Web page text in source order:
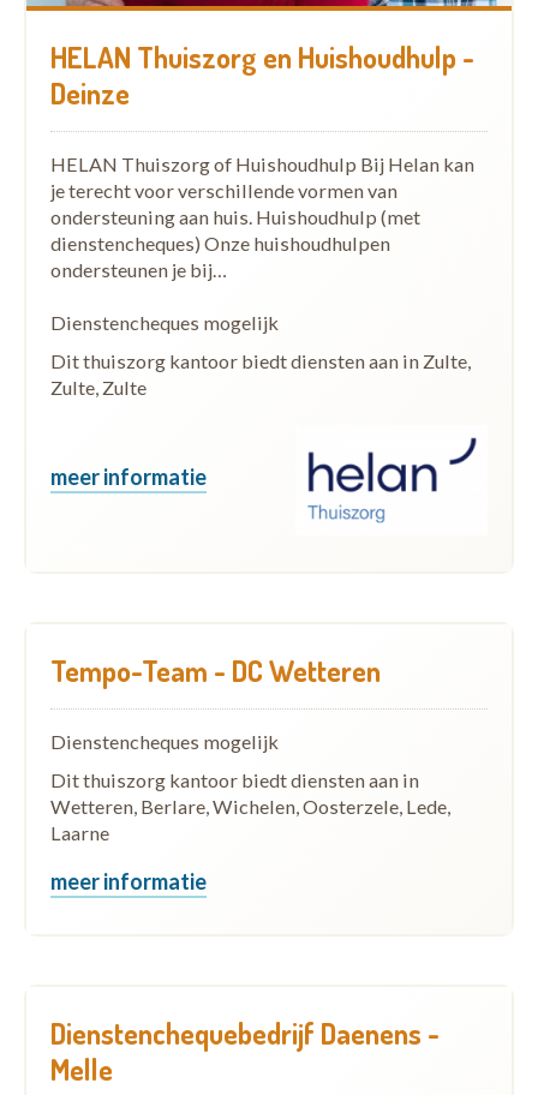
HELAN Thuiszorg en Huishoudhulp -
Deinze
HELAN Thuiszorg of Huishoudhulp Bij Helan kan
je terecht voor verschillende vormen van
ondersteuning aan huis. Huishoudhulp (met
dienstencheques) Onze huishoudhulpen
ondersteunen je bij…
Dienstencheques mogelijk
Dit thuiszorg kantoor biedt diensten aan in Zulte,
Zulte, Zulte
meer informatie
Tempo-Team - DC Wetteren
Dienstencheques mogelijk
Dit thuiszorg kantoor biedt diensten aan in
Wetteren, Berlare, Wichelen, Oosterzele, Lede,
Laarne
meer informatie
Dienstenchequebedrijf Daenens -
Melle